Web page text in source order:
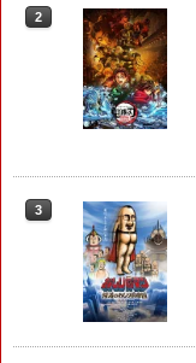
2
3
2
3